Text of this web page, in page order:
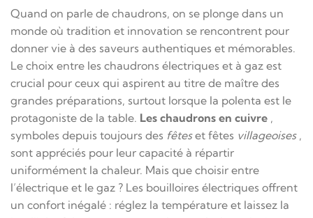
Quand on parle de chaudrons, on se plonge dans un
monde où tradition et innovation se rencontrent pour
donner vie à des saveurs authentiques et mémorables.
Le choix entre les chaudrons électriques et à gaz est
crucial pour ceux qui aspirent au titre de maître des
grandes préparations, surtout lorsque la polenta est le
protagoniste de la table. Les chaudrons en cuivre ,
symboles depuis toujours des fêteset fêtes villageoises,
sont appréciés pour leur capacité à répartir
uniformément la chaleur. Mais que choisir entre
l’électrique et le gaz ? Les bouilloires électriques offrent
un confort inégalé : réglez la température et laissez la